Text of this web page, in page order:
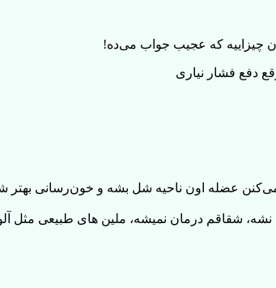
دفع فشار نیاری
می‌کنن عضله اون ناحیه شل بشه و خون‌رسانی بهتر